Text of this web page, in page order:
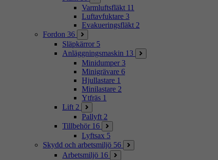
Varmluftsfläkt 11
Luftavfuktare 3
Evakueringsfläkt 2
Fordon 36
Släpkärror 5
Anläggningsmaskin 13
Minidumper 3
Minigrävare 6
Hjullastare 1
Minilastare 2
Ytfräs 1
Lift 2
Pallyft 2
Tillbehör 16
Lyftsax 5
Skydd och arbetsmiljö 56
Arbetsmiljö 16